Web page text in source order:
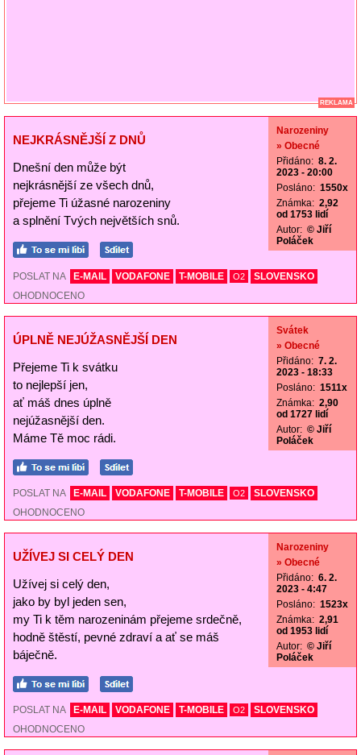
REKLAMA
NEJKRÁSNĚJŠÍ Z DNŮ
Dnešní den může být
nejkrásnější ze všech dnů,
přejeme Ti úžasné narozeniny
a splnění Tvých největších snů.
Narozeniny
» Obecné
Přidáno: 8. 2.
2023 - 20:00
Posláno: 1550x
Známka: 2,92
od 1753 lidí
Autor: © Jiří
Poláček
POSLAT NA E-MAIL VODAFONE T-MOBILE O2
SLOVENSKO
OHODNOCENO
ÚPLNĚ NEJÚŽASNĚJŠÍ DEN
Přejeme Ti k svátku
to nejlepší jen,
ať máš dnes úplně
nejúžasnější den.
Máme Tě moc rádi.
Svátek
» Obecné
Přidáno: 7. 2.
2023 - 18:33
Posláno: 1511x
Známka: 2,90
od 1727 lidí
Autor: © Jiří
Poláček
POSLAT NA E-MAIL VODAFONE T-MOBILE O2
SLOVENSKO
OHODNOCENO
UŽÍVEJ SI CELÝ DEN
Užívej si celý den,
jako by byl jeden sen,
my Ti k těm narozeninám přejeme srdečně,
hodně štěstí, pevné zdraví a ať se máš
báječně.
Narozeniny
» Obecné
Přidáno: 6. 2.
2023 - 4:47
Posláno: 1523x
Známka: 2,91
od 1953 lidí
Autor: © Jiří
Poláček
POSLAT NA E-MAIL VODAFONE T-MOBILE O2
SLOVENSKO
OHODNOCENO